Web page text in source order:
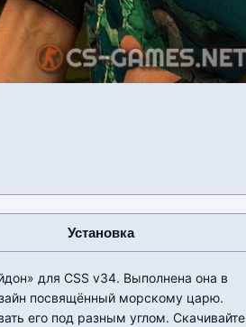
Установка
для CSS v34. Выполнена она в
посвящённый морскому царю.
его под разным углом. Скачивайте